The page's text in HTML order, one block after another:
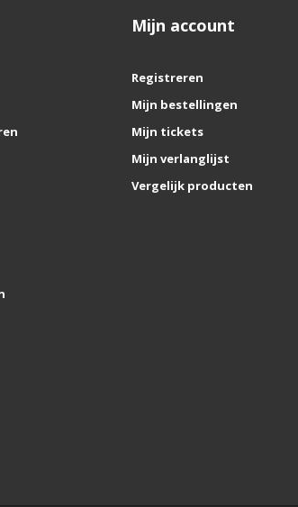
Mijn account
Registreren
Mijn bestellingen
Mijn tickets
Mijn verlanglijst
Vergelijk producten